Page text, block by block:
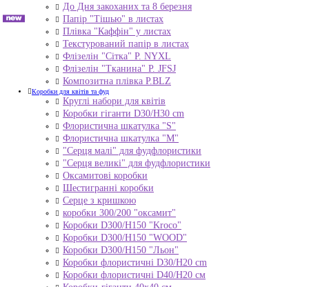
До Дня закоханих та 8 березня
Папір "Тішью" в листах
Плівка "Каффін" у листах
Текстурований папір в листах
Флізелін "Сітка" P. NYXL
Флізелін "Тканина" P. JFSJ
Композитна плівка Р.BLZ
Коробки для квітів та фуд
Круглі набори для квітів
Коробки гіганти D30/H30 cm
Флористична шкатулка "S"
Флористична шкатулка "М"
"Серця малі" для фудфлористики
"Серця великі" для фудфлористики
Оксамитові коробки
Шестигранні коробки
Серце з кришкою
коробки 300/200 "оксамит"
Коробки D300/H150 "Kroco"
Коробки D300/H150 "WOOD"
Коробки D300/H150 "Льон"
Коробки флористичні D30/H20 cm
Коробки флористичні D40/H20 cм